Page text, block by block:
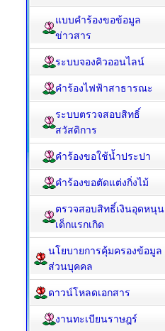
แบบคำร้องขอข้อมูล
ข่าวสาร
ระบบจองคิวออนไลน์
คำร้องไฟฟ้าสาธารณะ
ระบบตรวจสอบสิทธิ์
สวัสดิการ
คำร้องขอใช้น้ำประปา
คำร้องขอตัดแต่งกิ่งไม้
ตรวจสอบสิทธิ์เงินอุดหนุน
เด็กแรกเกิด
นโยบายการคุ้มครองข้อมูล
ส่วนบุคคล
ดาวน์โหลดเอกสาร
งานทะเบียนราษฎร์